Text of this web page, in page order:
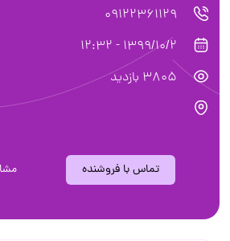
09122361129
1399/10/2 - 12:32
3805 بازدید
تماس با فروشنده